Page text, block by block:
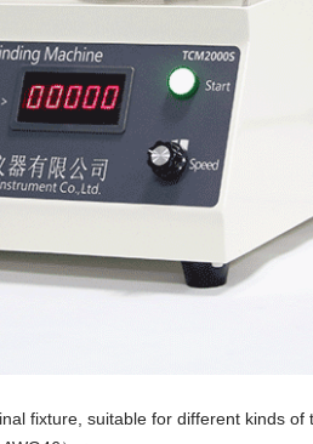
fixture, suitable for different kinds of